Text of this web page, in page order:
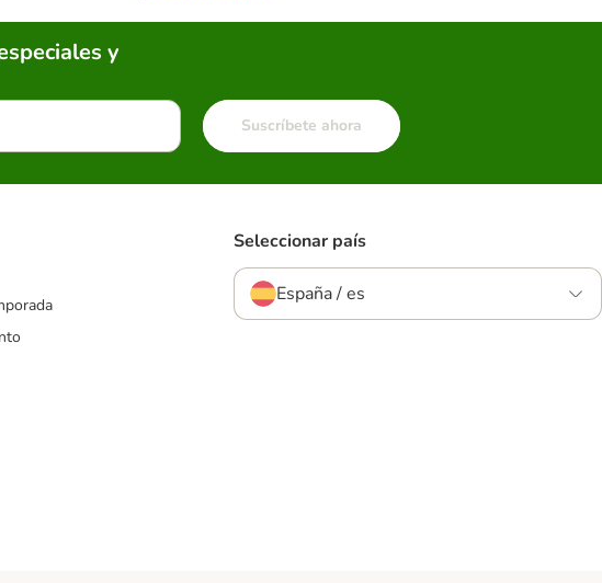
y
Suscríbete ahora
Seleccionar país
España / es